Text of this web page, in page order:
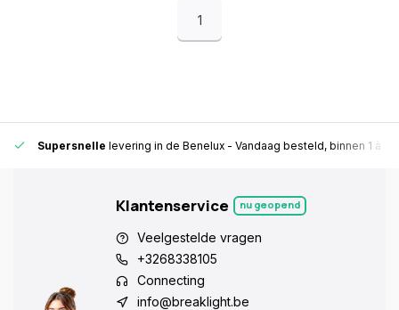
1
Supersnelle levering in de Benelux - Vandaag besteld, binnen 1 à 2
Klantenservice nu geopend
Veelgestelde vragen
+3268338105
Connecting
info@breaklight.be